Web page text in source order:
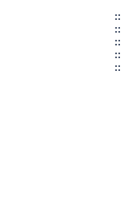
::
::
::
::
::